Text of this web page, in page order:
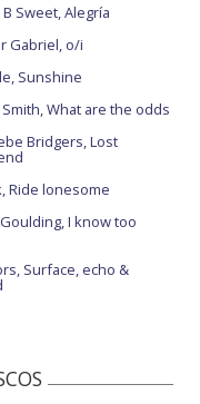
Sweet, Alegría
Gabriel, o/i
Sunshine
Smith, What are the odds
Bridgers, Lost
Ride lonesome
I know too
Surface, echo &